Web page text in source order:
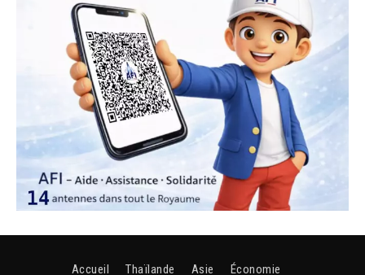
Accueil Thaïlande Asie Économie